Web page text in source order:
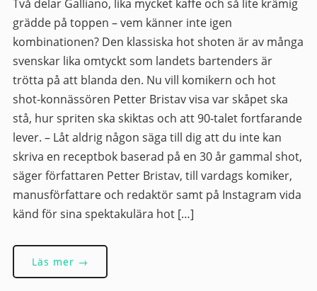
Två delar Galliano, lika mycket kaffe och så lite krämig
grädde på toppen – vem känner inte igen
kombinationen? Den klassiska hot shoten är av många
svenskar lika omtyckt som landets bartenders är
trötta på att blanda den. Nu vill komikern och hot
shot-konnässören Petter Bristav visa var skåpet ska
stå, hur spriten ska skiktas och att 90-talet fortfarande
lever. – Låt aldrig någon säga till dig att du inte kan
skriva en receptbok baserad på en 30 år gammal shot,
säger författaren Petter Bristav, till vardags komiker,
manusförfattare och redaktör samt på Instagram vida
känd för sina spektakulära hot […]
Läs mer →